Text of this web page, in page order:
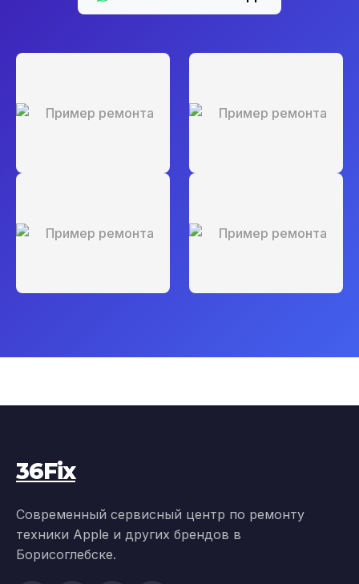
36Fix
Современный сервисный центр по ремонту
техники Apple и других брендов в
Борисоглебске.